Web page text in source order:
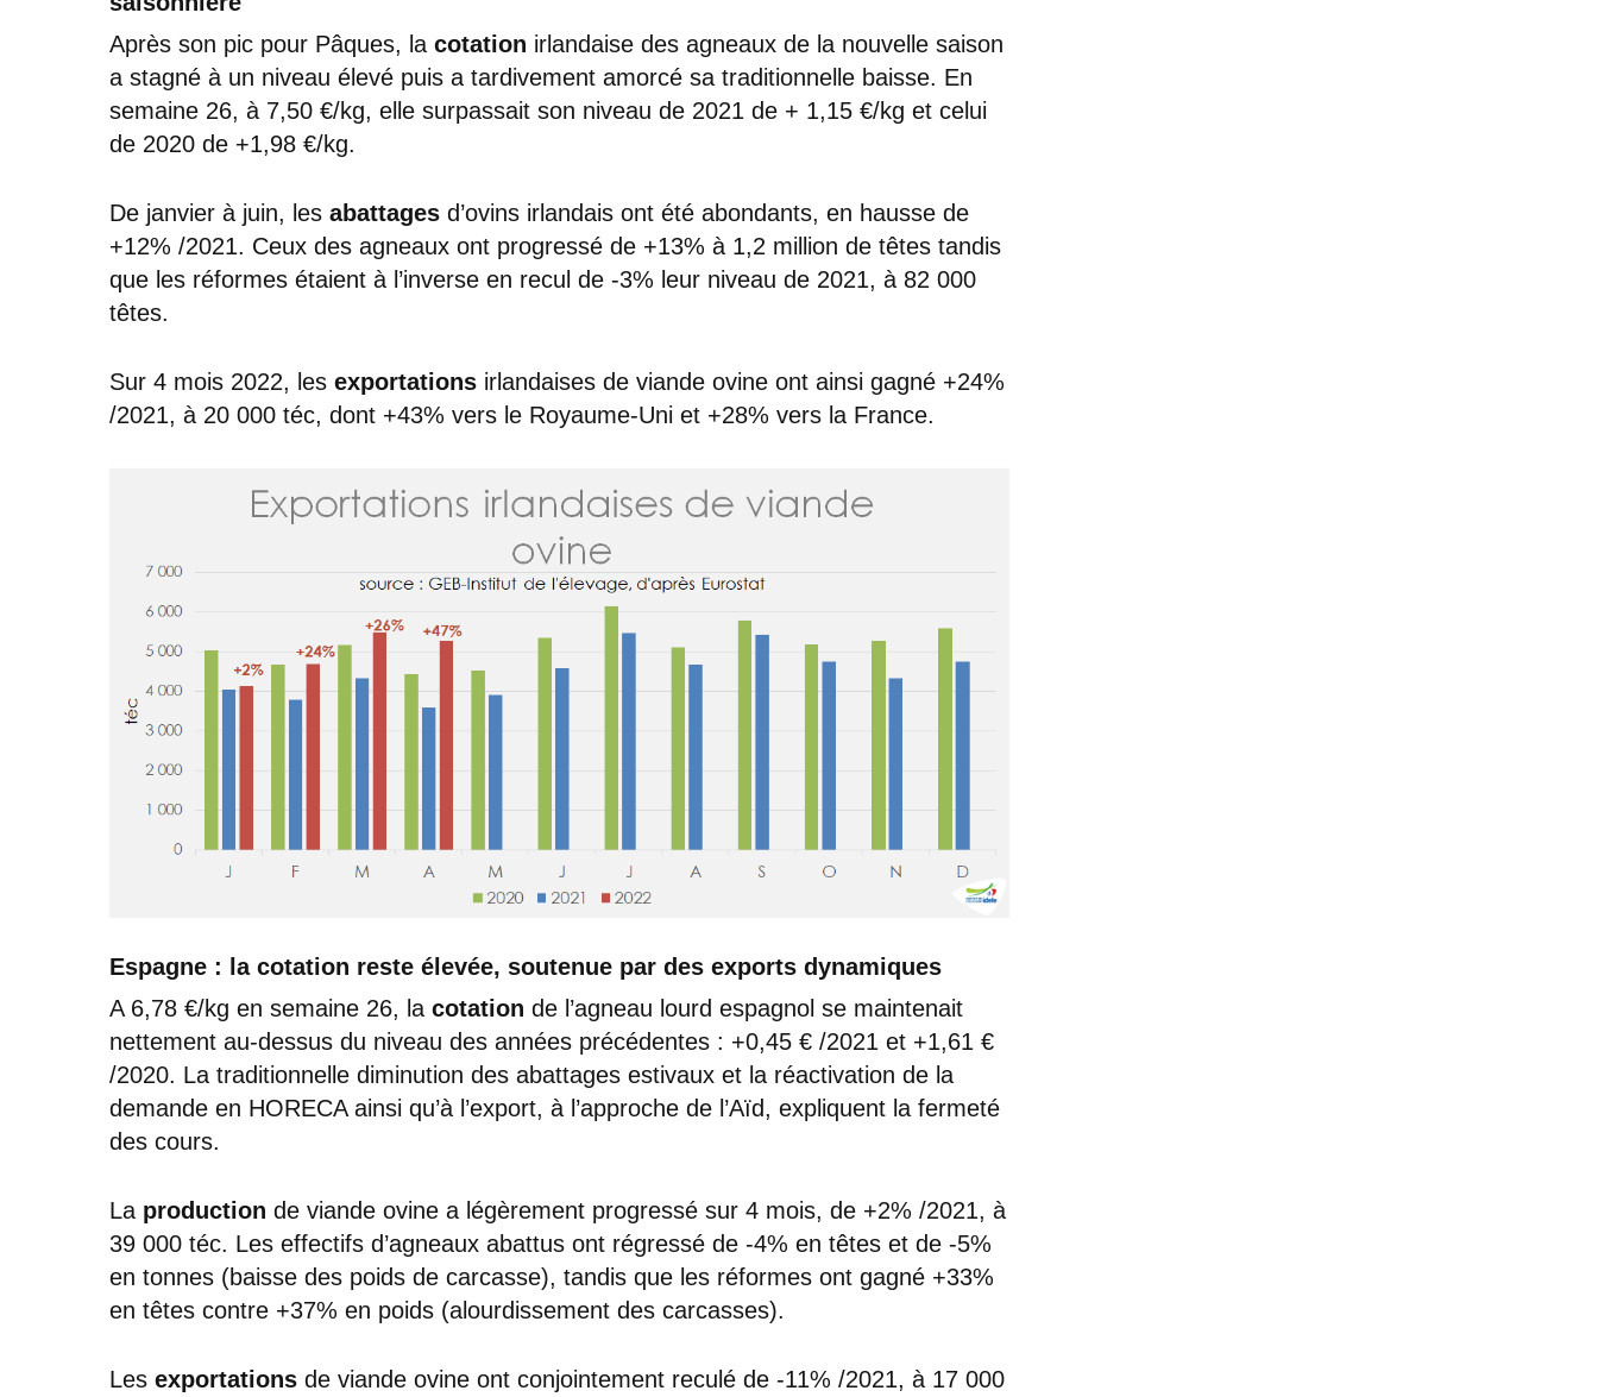
Après son pic pour Pâques, la cotation irlandaise des agneaux de la nouvelle saison
a stagné à un niveau élevé puis a tardivement amorcé sa traditionnelle baisse. En
semaine 26, à 7,50 €/kg, elle surpassait son niveau de 2021 de + 1,15 €/kg et celui
de 2020 de +1,98 €/kg.
De janvier à juin, les abattages d’ovins irlandais ont été abondants, en hausse de
+12% /2021. Ceux des agneaux ont progressé de +13% à 1,2 million de têtes tandis
que les réformes étaient à l’inverse en recul de -3% leur niveau de 2021, à 82 000
têtes.
Sur 4 mois 2022, les exportations irlandaises de viande ovine ont ainsi gagné +24%
/2021, à 20 000 téc, dont +43% vers le Royaume-Uni et +28% vers la France.
Espagne : la cotation reste élevée, soutenue par des exports dynamiques
A 6,78 €/kg en semaine 26, la cotation de l’agneau lourd espagnol se maintenait
nettement au-dessus du niveau des années précédentes : +0,45 € /2021 et +1,61 €
/2020. La traditionnelle diminution des abattages estivaux et la réactivation de la
demande en HORECA ainsi qu’à l’export, à l’approche de l’Aïd, expliquent la fermeté
des cours.
La production de viande ovine a légèrement progressé sur 4 mois, de +2% /2021, à
39 000 téc. Les effectifs d’agneaux abattus ont régressé de -4% en têtes et de -5%
en tonnes (baisse des poids de carcasse), tandis que les réformes ont gagné +33%
en têtes contre +37% en poids (alourdissement des carcasses).
Les exportations de viande ovine ont conjointement reculé de -11% /2021, à 17 000